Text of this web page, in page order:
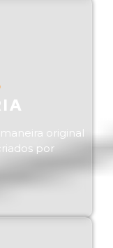
original
por